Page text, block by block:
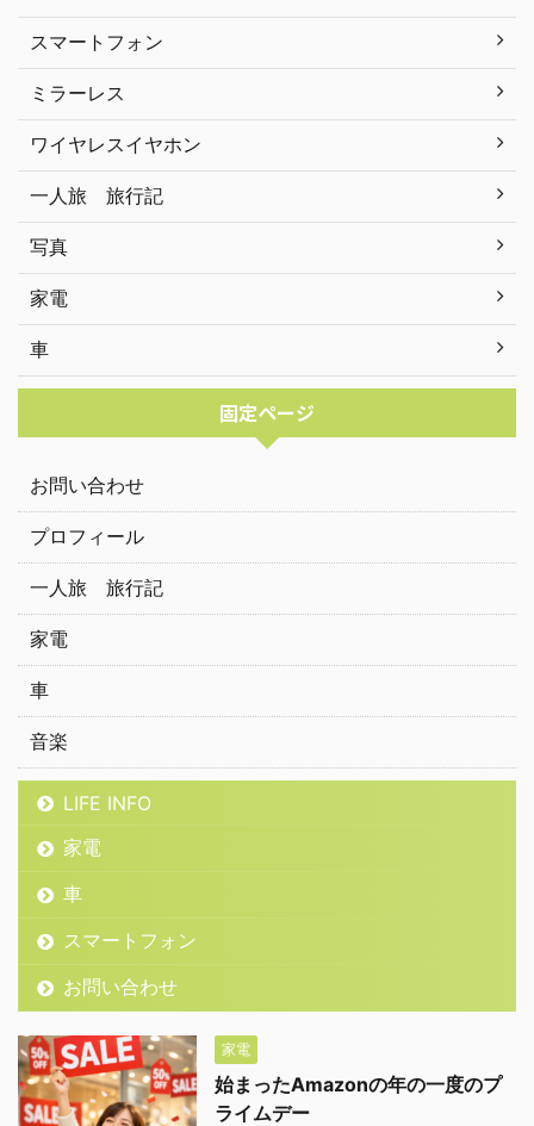
スマートフォン
ミラーレス
ワイヤレスイヤホン
一人旅 旅行記
写真
家電
車
固定ページ
お問い合わせ
プロフィール
一人旅 旅行記
家電
車
音楽
LIFE INFO
家電
車
スマートフォン
お問い合わせ
家電
始まったAmazonの年の一度のプ
ライムデー